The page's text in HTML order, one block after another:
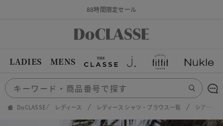
88時間限定セール
LADIES MENS
DoCLASSE レディース レディース シャツ・ブラウス一覧 シアーク